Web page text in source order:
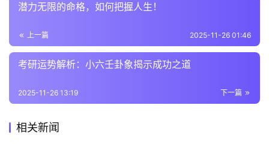
潜力无限的命格，如何把握人生！
上一篇 2025-11-26 01:46
考研运势解析：小六壬卦象揭示成功之道
下一篇
2025-11-26 13:19
相关新闻